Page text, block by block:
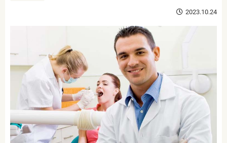
生活
2023.10.24